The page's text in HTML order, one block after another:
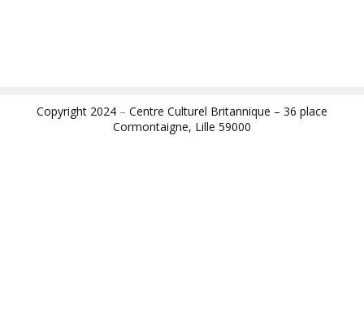
Copyright 2024 – Centre Culturel Britannique – 36 place
Cormontaigne, Lille 59000